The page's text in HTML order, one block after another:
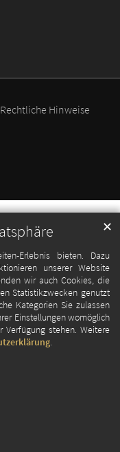
Erlebnis bieten. Dazu
unserer Website
wir auch Cookies, die
Statistikzwecken genutzt
Kategorien Sie zulassen
Einstellungen womöglich
stehen. Weitere
.
✕
Rechtliche Hinweise